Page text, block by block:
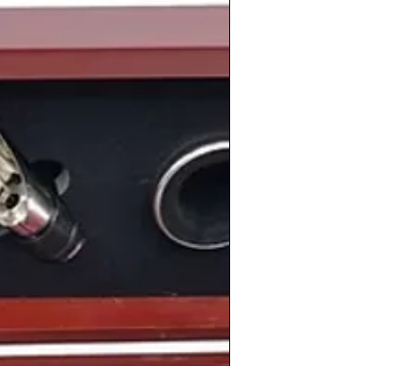
se separan, también despega en
año nace la escritoraMaite R.
español.